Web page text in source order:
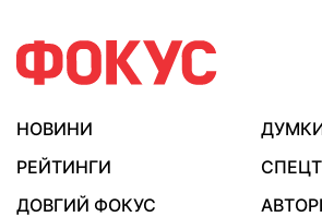
НОВИНИ
РЕЙТИНГИ
ДОВГИЙ ФОКУС